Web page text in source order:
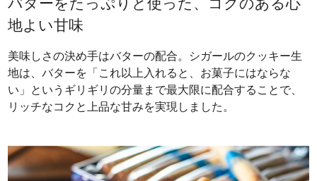
地よい甘味
美味しさの決め手はバターの配合。シガールのクッキー生
地は、バターを「これ以上入れると、お菓子にはならな
い」というギリギリの分量まで最大限に配合することで、
リッチなコクと上品な甘みを実現しました。